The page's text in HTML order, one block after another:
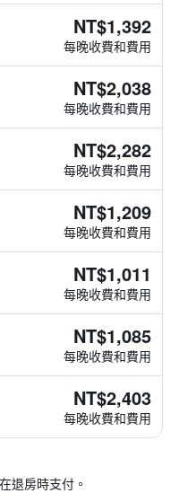
NT$1,392
每晚收費和費用
NT$2,038
每晚收費和費用
NT$2,282
每晚收費和費用
NT$1,209
每晚收費和費用
NT$1,011
每晚收費和費用
NT$1,085
每晚收費和費用
NT$2,403
每晚收費和費用
退房時支付。